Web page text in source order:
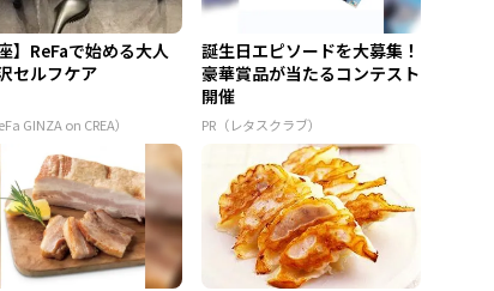
座】ReFaで始める大人
セルフケア
GINZA on CREA）
誕生日エピソードを大募集！
豪華賞品が当たるコンテスト
開催
PR（レタスクラブ）